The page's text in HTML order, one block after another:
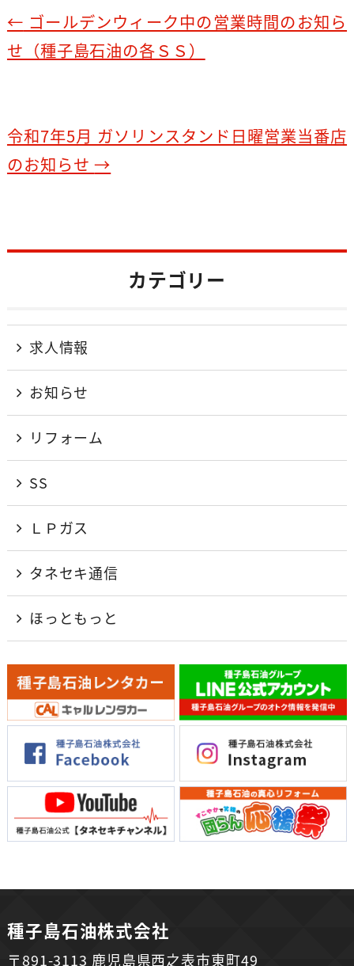
e
b
k
← ゴールデンウィーク中の営業時間のお知ら
せ（種子島石油の各ＳＳ）
令和7年5月 ガソリンスタンド日曜営業当番店
のお知らせ→
カテゴリー
求人情報
お知らせ
リフォーム
SS
ＬＰガス
タネセキ通信
ほっともっと
種子島石油株式会社
〒891-3113 鹿児島県西之表市東町49